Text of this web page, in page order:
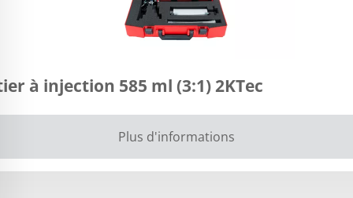
à injection 585 ml (3:1) 2KTec
Plus d'informations